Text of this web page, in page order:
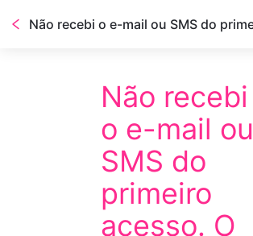
Não recebi
o e-mail ou
SMS do
primeiro
acesso. O